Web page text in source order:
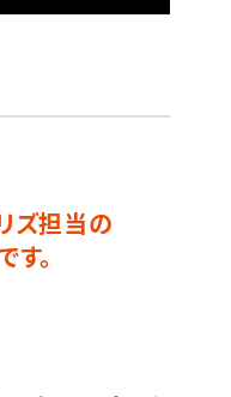
ズ担当の
す。